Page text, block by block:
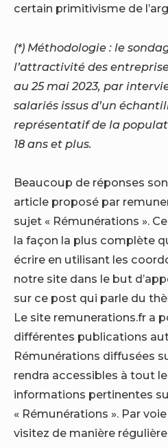
certain primitivisme de
(*) Méthodologie : le
l’attractivité des
au 25 mai 2023, par
salariés issus d’un
représentatif de la
18 ans et plus.
Beaucoup de réponses
article proposé par
sujet « Rémunérations ».
la façon la plus complète
écrire en utilisant les
notre site dans le but
sur ce post qui parle du
Le site remunerations.fr a
différentes publications
Rémunérations diffusées
rendra accessibles à tout
informations pertinentes
« Rémunérations ». Par
visitez de manière